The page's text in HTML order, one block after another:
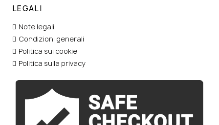
LEGALI
Note legali
Condizioni generali
Politica sui cookie
Politica sulla privacy